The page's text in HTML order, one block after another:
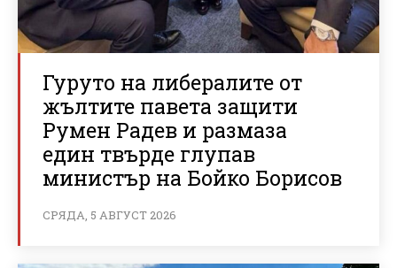
Гуруто на либералите от
жълтите павета защити
Румен Радев и размаза
един твърде глупав
министър на Бойко Борисов
СРЯДА, 5 АВГУСТ 2026